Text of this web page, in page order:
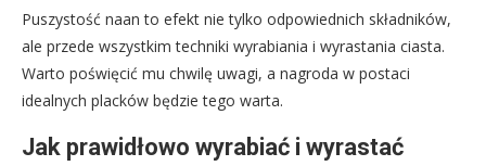
Puszystość naan to efekt nie tylko odpowiednich składników,
ale przede wszystkim techniki wyrabiania i wyrastania ciasta.
Warto poświęcić mu chwilę uwagi, a nagroda w postaci
idealnych placków będzie tego warta.
Jak prawidłowo wyrabiać i wyrastać